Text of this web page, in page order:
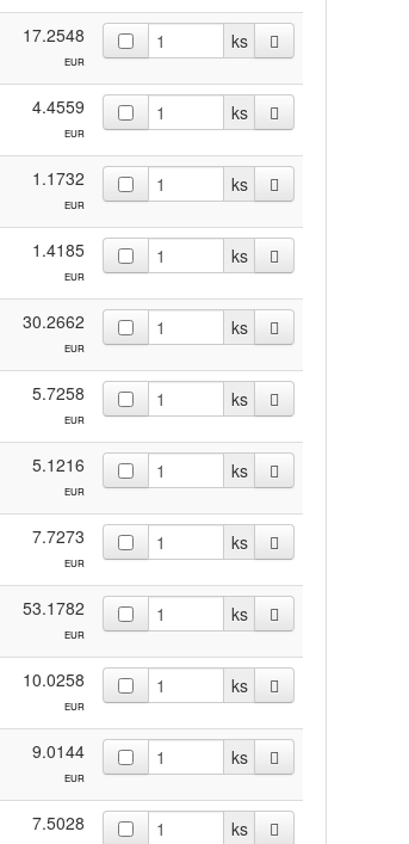
17.2548
EUR
ks
4.4559
EUR
ks
1.1732
EUR
ks
1.4185
EUR
ks
30.2662
EUR
ks
5.7258
EUR
ks
5.1216
EUR
ks
7.7273
EUR
ks
53.1782
EUR
ks
10.0258
EUR
ks
9.0144
EUR
ks
7.5028 ks